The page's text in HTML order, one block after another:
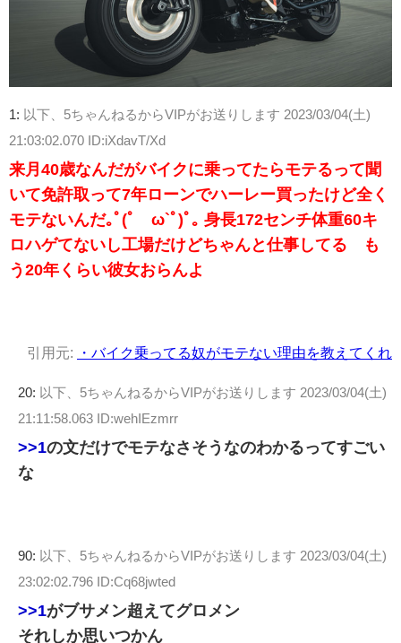
1: 以下、5ちゃんねるからVIPがお送りします 2023/03/04(土)
21:03:02.070 ID:iXdavT/Xd
来月40歳なんだがバイクに乗ってたらモテるって聞
いて免許取って7年ローンでハーレー買ったけど全く
モテないんだ｡ﾟ(ﾟ´ω`ﾟ)ﾟ｡ 身長172センチ体重60キ
ロハゲてないし工場だけどちゃんと仕事してる も
う20年くらい彼女おらんよ
引用元: ・バイク乗ってる奴がモテない理由を教えてくれ
20: 以下、5ちゃんねるからVIPがお送りします 2023/03/04(土)
21:11:58.063 ID:wehIEzmrr
>>1の文だけでモテなさそうなのわかるってすごい
な
90: 以下、5ちゃんねるからVIPがお送りします 2023/03/04(土)
23:02:02.796 ID:Cq68jwted
>>1がブサメン超えてグロメン
それしか思いつかん